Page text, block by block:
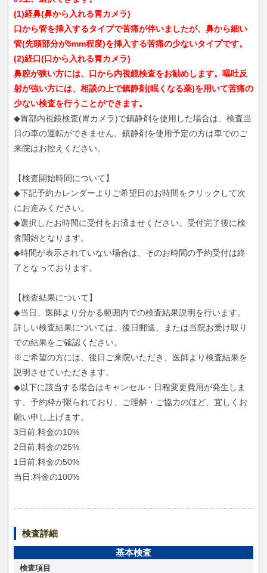
(1)経鼻(鼻から入れる胃カメラ)
口から管を挿入するタイプで苦痛が伴いましたが、鼻から細い
管(先頭部分が5mm程度)を挿入する苦痛の少ないタイプです。
(2)経口(口から入れる胃カメラ)
鼻腔が狭い方には、口から内視鏡検査をお勧めします。嘔吐反
射が強い方には、相談の上で鎮静剤(眠くなる薬)を用いて苦痛の
少ない検査を行うことができます。
◆胃部内視鏡検査(胃カメラ)で鎮静剤を使用した場合は、検査当
日の車の運転ができません。鎮静剤を使用予定の方は車でのご
来院はお控えください。
【検査開始時間について】
◆下記予約カレンダーよりご希望日のお時間をクリックして次
にお進みください。
◆選択したお時間に受付をお済ませください。受付完了後に検
査開始となります。
◆時間が表示されていない場合は、そのお時間の予約受付は終
了となっております。
【検査結果について】
◆当日、医師より分かる範囲内での検査結果説明を行います。
詳しい検査結果については、後日郵送、または当院お受け取り
での結果をご確認ください。
※ご希望の方には、後日ご来院いただき、医師より検査結果を
説明させていただきます。
◆以下に該当する場合はキャンセル・日程変更費用が発生しま
す。予約枠が限られており、ご理解・ご協力のほど、宜しくお
願い申し上げます。
3日前:料金の10%
2日前:料金の25%
1日前:料金の50%
当日:料金の100%
検査詳細
基本検査
検査項目